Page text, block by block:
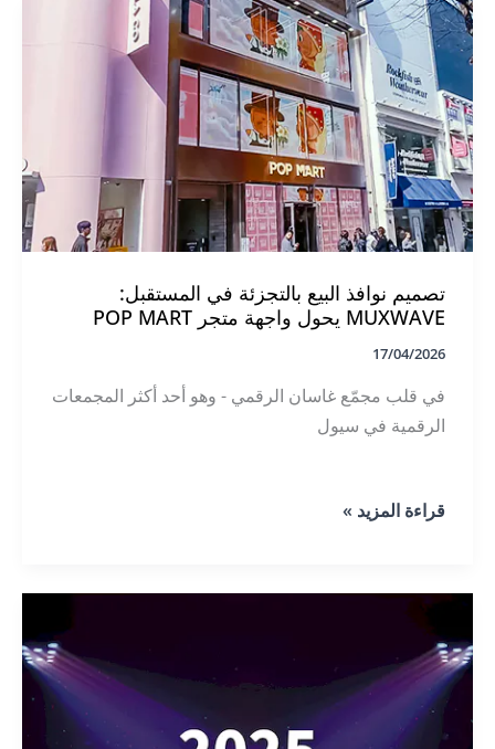
MART
الرائد
الأول
المخصص
لموسيقى
K-
POP
في
سيول
تصميم نوافذ البيع بالتجزئة في المستقبل:
MUXWAVE يحول واجهة متجر POP MART
17/04/2026
في قلب مجمّع غاسان الرقمي - وهو أحد أكثر المجمعات
الرقمية في سيول
تصميم
في
MUXWAVE
يحول
واجهة
متجر
POP
MART
قراءة المزيد »